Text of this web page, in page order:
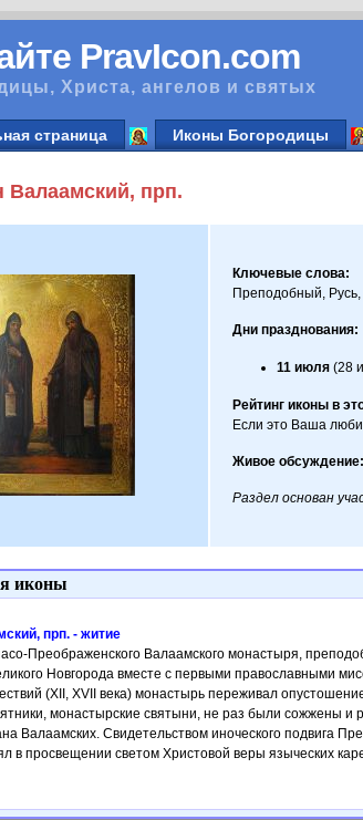
PravIcon.com
Христа, ангелов и святых
страница Иконы Богородицы
Валаамский, прп.
Ключевые слова:
Преподобный, Русь,
Дни празднования:
11 июля (28
Рейтинг иконы в
Если это Ваша
Живое обсуждение:
Раздел основан
иконы
прп. - житие
Преображенского Валаамского монастыря,
Новгорода вместе с первыми православными
(XII, XVII века) монастырь переживал
монастырские святыни, не раз были сожжены
Валаамских. Свидетельством иноческого подвига
в просвещении светом Христовой веры языческих